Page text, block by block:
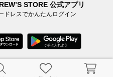
STORE 公式アプリ
ドレスでかんたんログイン
SERVICE